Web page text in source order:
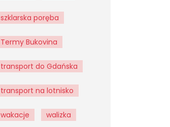
szklarska poręba
Termy Bukovina
transport do Gdańska
transport na lotnisko
wakacje walizka